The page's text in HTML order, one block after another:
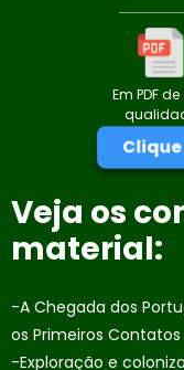
Em PDF
Veja os
material:
-A Chegada dos
os Primeiros Contatos
-Exploração e